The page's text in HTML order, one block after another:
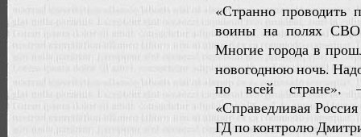
«Странно проводить
воины на полях СВО
Многие города в
новогоднюю ночь.
по всей стране»,
«Справедливая
ГД по контролю